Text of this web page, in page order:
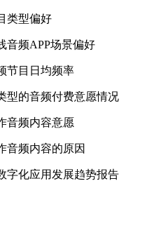
类型偏好
音频APP场景偏好
节目日均频率
型的音频付费意愿情况
音频内容意愿
音频内容的原因
字化应用发展趋势报告